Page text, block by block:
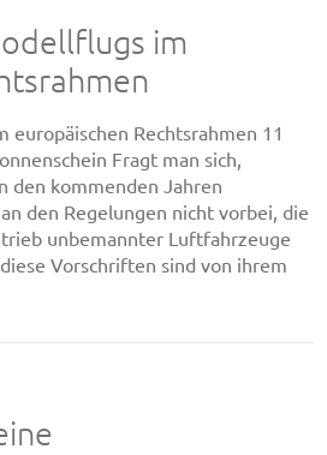
im
Rechtsrahmen 11
Fragt man sich,
den kommenden Jahren
den Regelungen nicht vorbei, die
unbemannter Luftfahrzeuge
Vorschriften sind von ihrem